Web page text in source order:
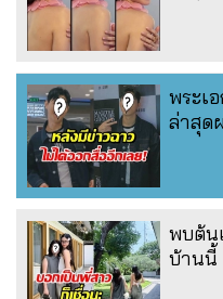
พระเ
ล่าสุด
พบต้น
บ้านนี้